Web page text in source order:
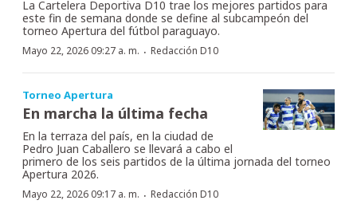
La Cartelera Deportiva D10 trae los mejores partidos para
este fin de semana donde se define al subcampeón del
torneo Apertura del fútbol paraguayo.
Mayo 22, 2026 09:27 a. m. · Redacción D10
Torneo Apertura
En marcha la última fecha
En la terraza del país, en la ciudad de
Pedro Juan Caballero se llevará a cabo el
primero de los seis partidos de la última jornada del torneo
Apertura 2026.
Mayo 22, 2026 09:17 a. m. · Redacción D10